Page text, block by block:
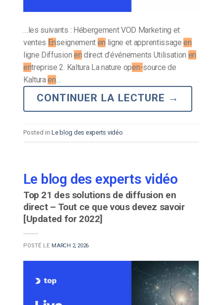
…les suivants : Hébergement VOD Marketing et
ventes Enseignement en ligne et apprentissageen
ligne Diffusion en direct d’événements Utilisation en
entreprise 2. Kaltura La nature open-source de
Kalturaen…
CONTINUER LA LECTURE →
Posted in Le blog des experts vidéo
Le blog des experts vidéo
Top 21 des solutions de diffusion en
direct – Tout ce que vous devez savoir
[Updated for 2022]
POSTÉ LE MARCH 2, 2026